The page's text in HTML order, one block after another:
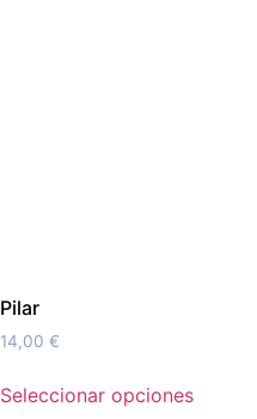
Pilar
14,00 €
Seleccionar opciones